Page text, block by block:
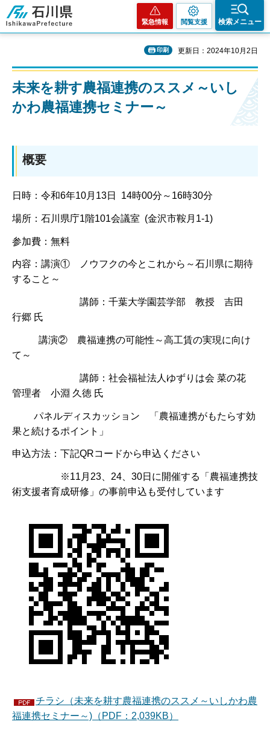
石川県
緊急情報 閲覧支援 検索メニュー
印刷 更新日：2024年10月2日
未来を耕す農福連携のススメ～いし
かわ農福連携セミナー～
概要
日時：令和6年10月13日 14時00分～16時30分
場所：石川県庁1階101会議室 (金沢市鞍月1-1)
参加費：無料
内容：講演① ノウフクの今とこれから～石川県に期待
すること～
講師：千葉大学園芸学部 教授 吉田
行郷 氏
講演② 農福連携の可能性～高工賃の実現に向け
て～
講師：社会福祉法人ゆずりは会 菜の花
管理者 小淵 久徳 氏
パネルディスカッション 「農福連携がもたらす効
果と続けるポイント」
申込方法：下記QRコードから申込ください
※11月23、24、30日に開催する「農福連携技
術支援者育成研修」の事前申込も受付しています
チラシ（未来を耕す農福連携のススメ～いしかわ農
福連携セミナー～)（PDF：2,039KB）